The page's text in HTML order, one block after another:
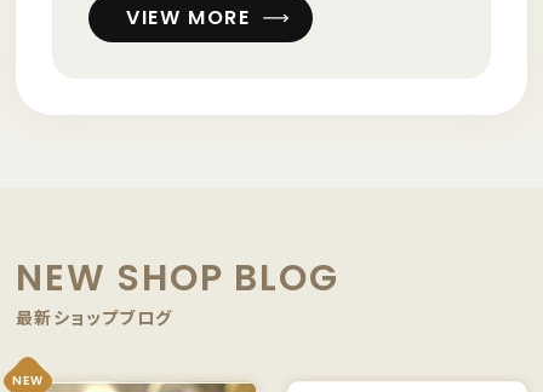
VIEW MORE
NEW SHOP BLOG
最新ショップブログ
NEW